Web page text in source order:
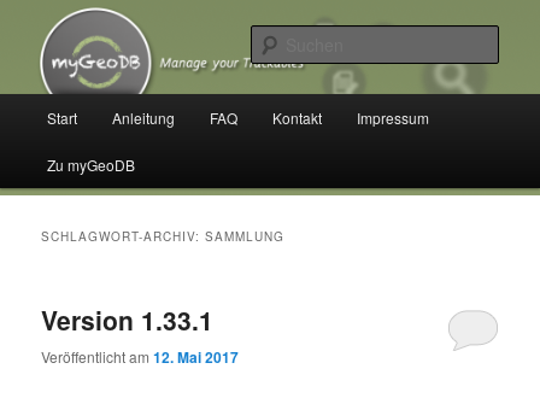
primären
springen
sekundären
springenmyGeoDB
Manage your Trackables
Start Anleitung FAQ Kontakt Impressum
Zu myGeoDB
SCHLAGWORT-ARCHIV:SAMMLUNG
Version 1.33.1
Veröffentlicht am12. Mai 2017